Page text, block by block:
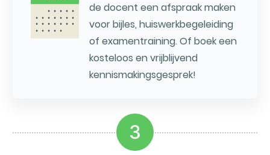
de docent een afspraak maken
voor bijles, huiswerkbegeleiding
of examentraining. Of boek een
kosteloos en vrijblijvend
kennismakingsgesprek!
3